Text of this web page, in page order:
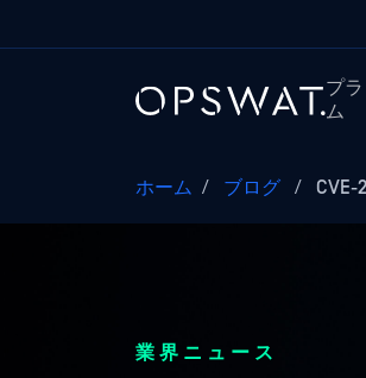
プ
ム
ホーム / ブログ / CVE-
業界ニュース